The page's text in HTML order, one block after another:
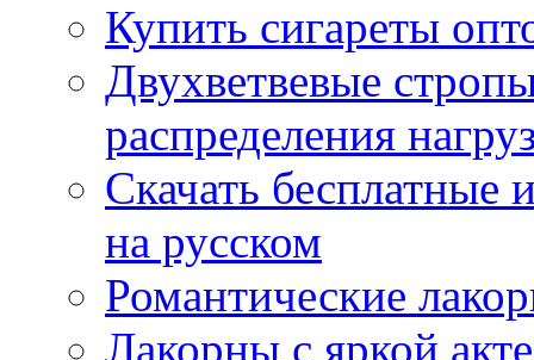
Купить сигареты
Двухветвевые
распределения
Скачать
на русском
Романтические
Лакорны с яркой